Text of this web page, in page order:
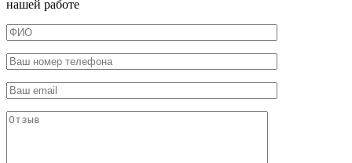
нашей работе